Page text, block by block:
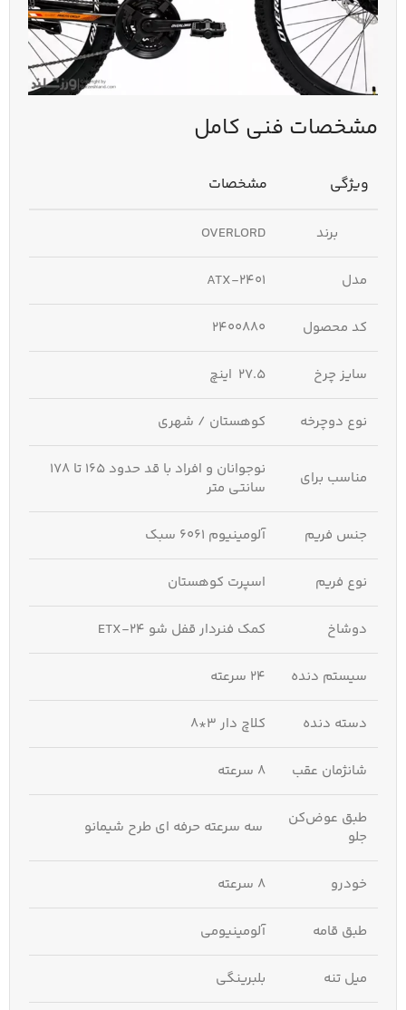
مشخصات فنی کامل
ویژگی مشخصات
برند OVERLORD
مدل ATX-2401
کد محصول 2400880
سایز چرخ 27.5 اینچ
نوع دوچرخه کوهستان / شهری
مناسب برای
نوجوانان و افراد با قد حدود 165 تا 178
سانتی‌ متر
جنس فریم آلومینیوم 6061 سبک
نوع فریم اسپرت کوهستان
دوشاخ کمک‌ فنردار قفل‌ شو ETX-24
سیستم دنده 24 سرعته
دسته دنده کلاچ‌ دار 3*8
شانژمان عقب 8 سرعته
طبق عوض‌کن
جلو
سه سرعته حرفه ای طرح شیمانو
خودرو 8 سرعته
طبق قامه آلومینیومی
میل تنه بلبرینگی